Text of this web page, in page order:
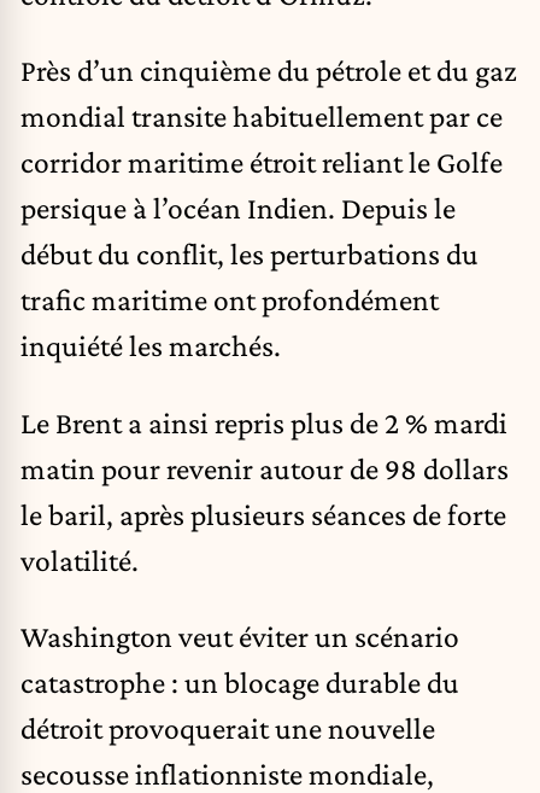
Près d’un cinquième du pétrole et du gaz
mondial transite habituellement par ce
corridor maritime étroit reliant le Golfe
persique à l’océan Indien. Depuis le
début du conflit, les perturbations du
trafic maritime ont profondément
inquiété les marchés.
Le Brent a ainsi repris plus de 2 % mardi
matin pour revenir autour de 98 dollars
le baril, après plusieurs séances de forte
volatilité.
Washington veut éviter un scénario
catastrophe : un blocage durable du
détroit provoquerait une nouvelle
secousse inflationniste mondiale,